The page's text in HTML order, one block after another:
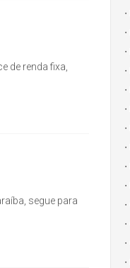
de renda fixa,
segue para